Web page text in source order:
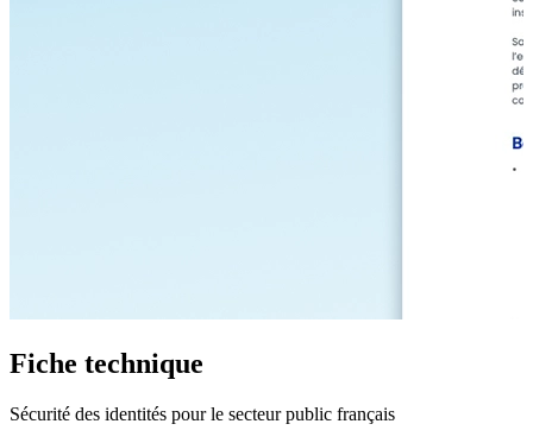
Fiche technique
Sécurité des identités pour le secteur public français